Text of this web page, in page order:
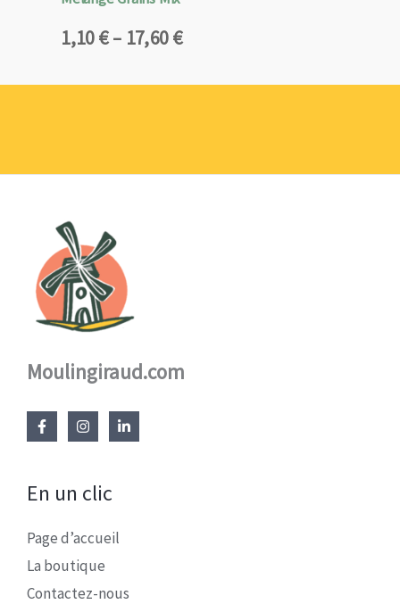
1,10€– 17,60€
Plage
prix :
Moulingiraud.com
En un clic
Page d’accueil
La boutique
Contactez-nous